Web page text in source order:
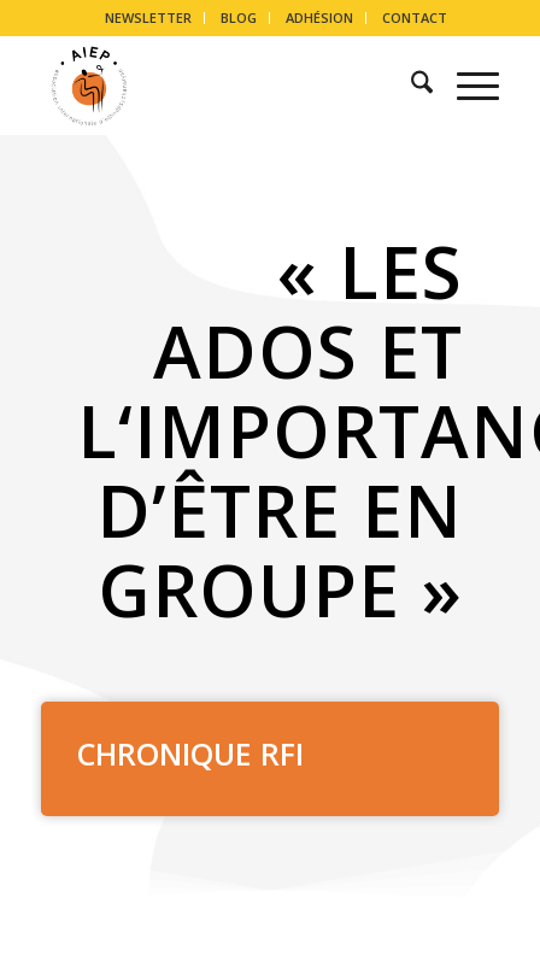
NEWSLETTER BLOG ADHÉSION CONTACT
« LES
ADOS ET
D’ÊTRE EN
GROUPE »
CHRONIQUE RFI